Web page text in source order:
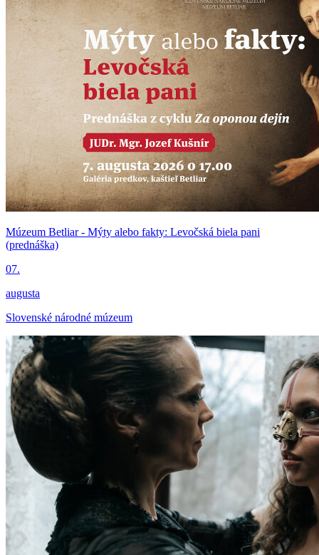
Múzeum Betliar - Mýty alebo fakty: Levočská biela pani
(prednáška)
07.
augusta
Slovenské národné múzeum